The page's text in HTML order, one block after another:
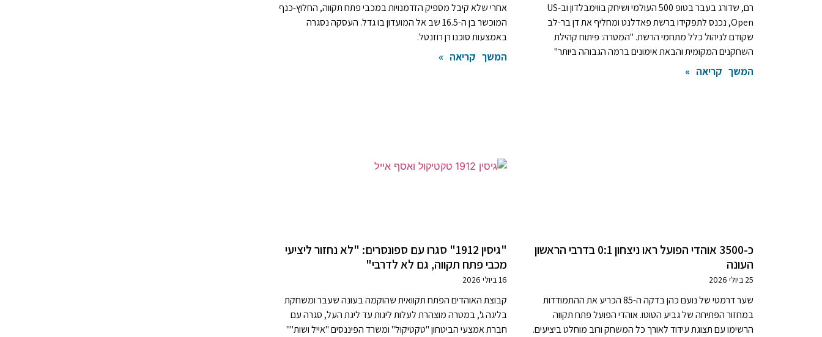
רם, שדורג בעבר בטופ 500 העולמי ושיחק בווימבלדון וב-US
Open, נכנס לתפקידו ברשת פאדלנט ומחליף את דן בר-לב
שקודם לניהול כלל מתחמי הרשת. "המטרה: פיתוח קהילת
השחקנים המקומית והבאת אימונים ברמה הגבוהה ביותר"
המשך קריאה »
אחרי שלא קיבל מספיק הזדמנויות במכבי פתח תקווה, החלוץ-כנף
המוכשר בן ה-16.5 שב אל המועדון בו גדל. העסקה נסגרה
באמצעות סוכנו רן רוזנטל.
המשך קריאה »
כ-3500 אוהדי הפועל ראו ניצחון 0:1 בדרבי הראשון
העונה
25 ביולי 2026
שער דרמטי של נועם כהן בדקה ה-85 הכריע את ההתמודדות
במחזור הפתיחה של גביע הטוטו. אוהדי הפועל פתח תקווה
הרשימו עם תצוגת עידוד לאורך כל המשחק ורוב מוחלט ביציעים.
"גיסין 1912" סגרו עם ספונסרים: "לא נחזור ליציעי
מכבי פתח תקווה, גם לא לדרבי"
16 ביולי 2026
קבוצת האוהדים הפתח תקוואית שהוקמה בעונה שעבר ומשחקת
בליגה ג', במטרה מוצהרת לעלות ליגות עד ליגת העל, סגרה עם
חברת אמצעי הביטחון "טקטיקול" ומשרד הפיננסים "אייל ושות'"'